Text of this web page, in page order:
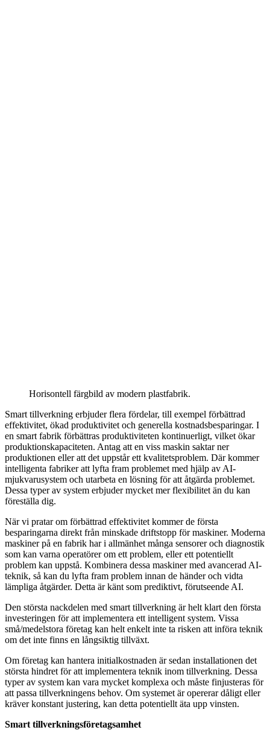
Horisontell färgbild av modern plastfabrik.
Smart tillverkning erbjuder flera fördelar, till exempel förbättrad
effektivitet, ökad produktivitet och generella kostnadsbesparingar. I
en smart fabrik förbättras produktiviteten kontinuerligt, vilket ökar
produktionskapaciteten. Antag att en viss maskin saktar ner
produktionen eller att det uppstår ett kvalitetsproblem. Där kommer
intelligenta fabriker att lyfta fram problemet med hjälp av AI-
mjukvarusystem och utarbeta en lösning för att åtgärda problemet.
Dessa typer av system erbjuder mycket mer flexibilitet än du kan
föreställa dig.
När vi pratar om förbättrad effektivitet kommer de första
besparingarna direkt från minskade driftstopp för maskiner. Moderna
maskiner på en fabrik har i allmänhet många sensorer och diagnostik
som kan varna operatörer om ett problem, eller ett potentiellt
problem kan uppstå. Kombinera dessa maskiner med avancerad AI-
teknik, så kan du lyfta fram problem innan de händer och vidta
lämpliga åtgärder. Detta är känt som prediktivt, förutseende AI.
Den största nackdelen med smart tillverkning är helt klart den första
investeringen för att implementera ett intelligent system. Vissa
små/medelstora företag kan helt enkelt inte ta risken att införa teknik
om det inte finns en långsiktig tillväxt.
Om företag kan hantera initialkostnaden är sedan installationen det
största hindret för att implementera teknik inom tillverkning. Dessa
typer av system kan vara mycket komplexa och måste finjusteras för
att passa tillverkningens behov. Om systemet är opererar dåligt eller
kräver konstant justering, kan detta potentiellt äta upp vinsten.
Smart tillverkningsföretagsamhet